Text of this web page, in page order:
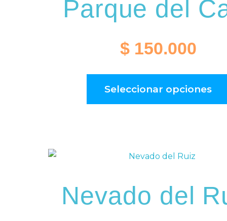
Parque del
$150.000
Seleccionar opciones
Nevado del